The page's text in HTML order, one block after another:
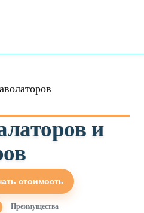
и
стоимость
Преимущества